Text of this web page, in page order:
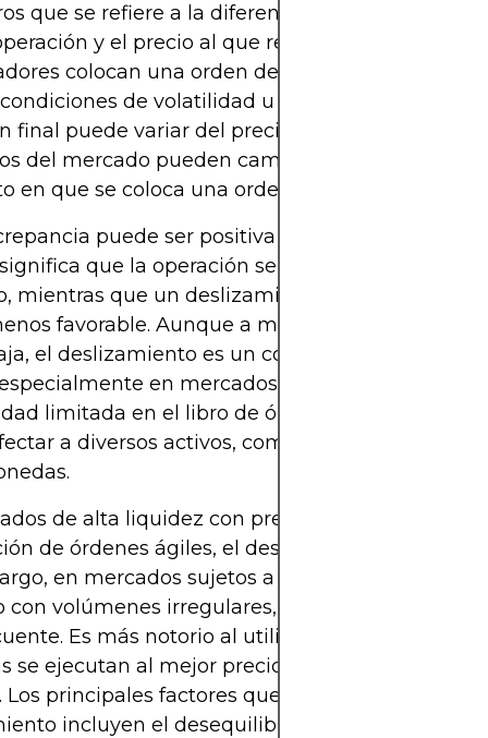
que se refiere a la diferencia entre el precio
y el precio al que realmente se ejecuta.
colocan una orden de mercado,
de volatilidad u horas valle, el precio
final puede variar del precio previsto. Esto se
del mercado pueden cambiar rápidamente
en que se coloca una orden y su ejecución.
puede ser positiva o negativa. Un
que la operación se ejecuta a un ritmo
mientras que un deslizamiento negativo
favorable. Aunque a menudo se considera
el deslizamiento es un componente natural
en mercados con alta volatilidad
limitada en el libro de órdenes. El
a diversos activos, como acciones, divisas,
de alta liquidez con precios estables y
de órdenes ágiles, el deslizamiento suele ser
en mercados sujetos a fluctuaciones
con volúmenes irregulares, el deslizamiento se
Es más notorio al utilizar órdenes de
se ejecutan al mejor precio disponible en lugar
Los principales factores que contribuyen al
incluyen el desequilibrio de liquidez, la